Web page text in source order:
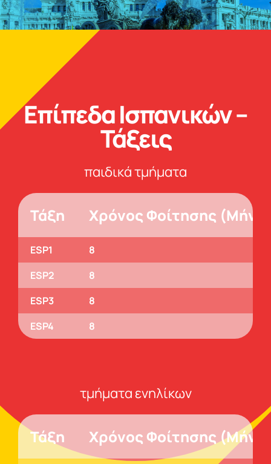
Επίπεδα Ισπανικών–
Τάξεις
παιδικά τμήματα
Τάξη Χρόνος Φοίτησης
ESP1
8
ESP2
8
ESP3
8
ESP4
8
τμήματα ενηλίκων
Τάξη Χρόνος Φοίτησης